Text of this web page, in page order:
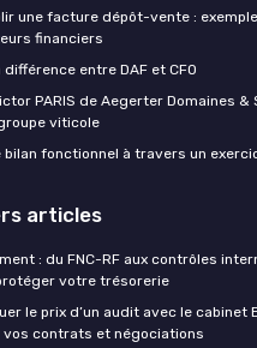
une facture dépôt-vente :
financiers
entre DAF et CFO
PARIS de Aegerter Domaines
viticole
bilan fonctionnel à travers un
articles
: du FNC-RF aux contrôles
votre trésorerie
le prix d’un audit avec le cabinet
vos contrats et négociations